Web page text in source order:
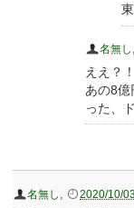
名無し
ええ？！
あの8
った、
名無し 2020/10/